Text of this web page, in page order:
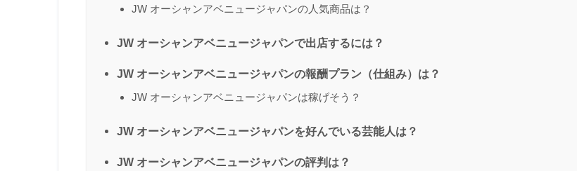
JW オーシャンアベニュージャパンの人気商品は？
JW オーシャンアベニュージャパンで出店するには？
JW オーシャンアベニュージャパンの報酬プラン（仕組み）は？
JW オーシャンアベニュージャパンは稼げそう？
JW オーシャンアベニュージャパンを好んでいる芸能人は？
JW オーシャンアベニュージャパンの評判は？